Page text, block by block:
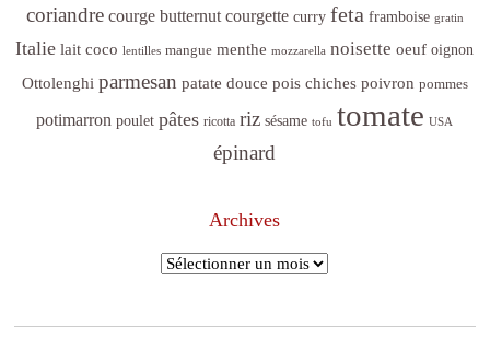
coriandre courge butternut courgette curry feta framboise gratin
Italie lait coco lentilles mangue menthe mozzarella noisette oeuf oignon
Ottolenghi parmesan patate douce pois chiches poivron pommes
potimarron poulet pâtes ricotta riz sésame tofu tomate USA
épinard
Archives
Archives